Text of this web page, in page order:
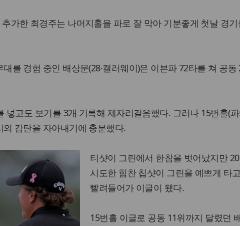
가한 최경주는 나머지홀을 파로 잘 막아 기분좋게 첫날 경기
를 경험 중인 배상문(28·캘러웨이)은 이븐파 72타를 쳐 공동
넣고도 보기를 3개 기록해 제자리걸음했다. 그러나 15번홀(
감탄을 자아내기에 충분했다.
티샷이 그린에서 한참을 벗어났지만
시도한 힘찬 칩샷이 그린을 예쁘게 타
빨려들어가 이글이 됐다.
15번홀 이글로 공동 11위까지 달렸던